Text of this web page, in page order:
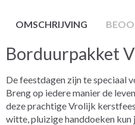
OMSCHRIJVING
Borduurpakket
De feestdagen zijn te speciaal
Breng op iedere manier de
deze prachtige Vrolijk
witte, pluizige handdoeken kun